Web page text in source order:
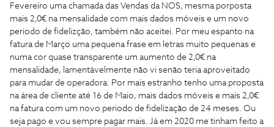
Fevereiro uma chamada das Vendas da NOS, mesma porposta
mais 2,0€ na mensalidade com mais dados móveis e um novo
periodo de fidelizção, também não aceitei. Por meu espanto na
fatura de Março uma pequena frase em letras muito pequenas e
numa cor quase transparente um aumento de 2,0€ na
mensalidade, lamentávelmente não vi senão teria aproveitado
para mudar de operadora. Por mais estranho tenho uma proposta
na área de cliente até 16 de Maio, mais dados móveis e mais 2,0€
na fatura com um novo periodo de fidelização de 24 meses. Ou
seja pago e vou sempre pagar mais. Já em 2020 me tinham feito a